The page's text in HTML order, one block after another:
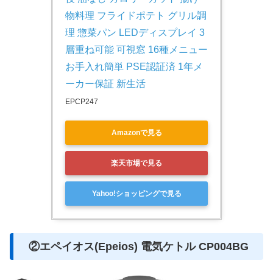
物料理 フライドポテト グリル調
理 惣菜パン LEDディスプレイ 3
層重ね可能 可視窓 16種メニュー
お手入れ簡単 PSE認証済 1年メ
ーカー保証 新生活
EPCP247
Amazonで見る
楽天市場で見る
Yahoo!ショッピングで見る
②‎エペイオス(Epeios) 電気ケトル CP004BG